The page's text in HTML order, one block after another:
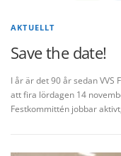
AKTUELLT
Save the date!
I år är det 90 år sedan VVS
att fira lördagen 14
Festkommittén jobbar